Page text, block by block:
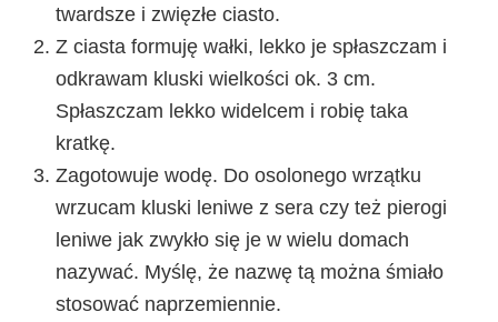
twardsze i zwięzłe ciasto.
Z ciasta formuję wałki, lekko je spłaszczam i
odkrawam kluski wielkości ok. 3 cm.
Spłaszczam lekko widelcem i robię taka
kratkę.
Zagotowuje wodę. Do osolonego wrzątku
wrzucam kluski leniwe z sera czy też pierogi
leniwe jak zwykło się je w wielu domach
nazywać. Myślę, że nazwę tą można śmiało
stosować naprzemiennie.